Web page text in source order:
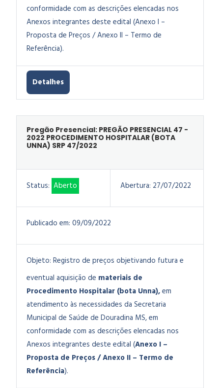
conformidade com as descrições elencadas nos
Anexos integrantes deste edital (Anexo I –
Proposta de Preços / Anexo II – Termo de
Referência).
Detalhes
Pregão Presencial: PREGÃO PRESENCIAL 47 -
2022 PROCEDIMENTO HOSPITALAR (BOTA
UNNA) SRP 47/2022
Status: Aberto Abertura: 27/07/2022
Publicado em: 09/09/2022
Objeto: Registro de preços objetivando futura e
eventual aquisição de materiais de
Procedimento Hospitalar (bota Unna),em
atendimento às necessidades da Secretaria
Municipal de Saúde de Douradina MS, em
conformidade com as descrições elencadas nos
Anexos integrantes deste edital (Anexo I –
Proposta de Preços / Anexo II – Termo de
Referência).